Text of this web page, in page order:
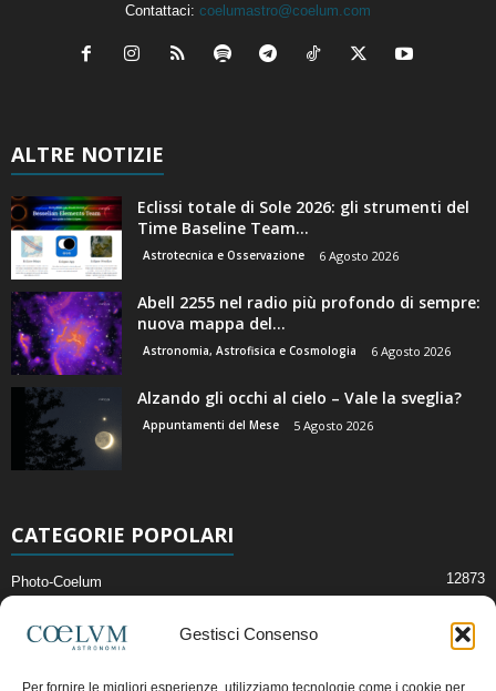
Gestisci Consenso
Per fornire le migliori esperienze, utilizziamo tecnologie come i cookie per
Contattaci: coelumastro@coelum.com
ALTRE NOTIZIE
Eclissi totale di Sole 2026: gli strumenti del
Time Baseline Team...
Astrotecnica e Osservazione 6 Agosto 2026
Abell 2255 nel radio più profondo di sempre:
nuova mappa del...
Astronomia, Astrofisica e Cosmologia 6 Agosto 2026
Alzando gli occhi al cielo – Vale la sveglia?
Appuntamenti del Mese 5 Agosto 2026
CATEGORIE POPOLARI
Photo-Coelum 12873
News di Astronomia 2409
Cielo del Mese